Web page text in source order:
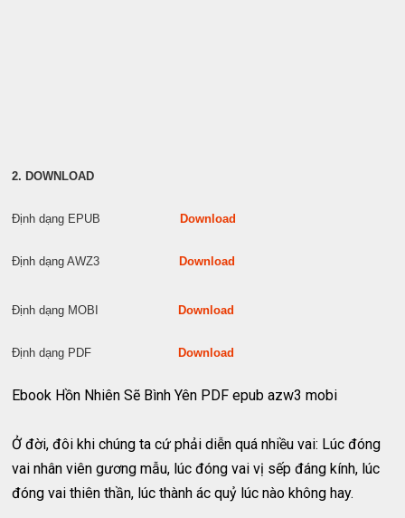
2. DOWNLOAD
Định dạng EPUBDownload
Định dạng AWZ3Download
Định dạng MOBIDownload
Định dạng PDFDownload
Ebook Hồn Nhiên Sẽ Bình Yên PDF epub azw3 mobi
Ở đời, đôi khi chúng ta cứ phải diễn quá nhiều vai: Lúc đóng
vai nhân viên gương mẫu, lúc đóng vai vị sếp đáng kính, lúc
đóng vai thiên thần, lúc thành ác quỷ lúc nào không hay.